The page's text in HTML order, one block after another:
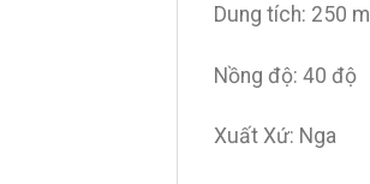
Dung tích: 250 ml
Nồng độ: 40 độ
Xuất Xứ: Nga